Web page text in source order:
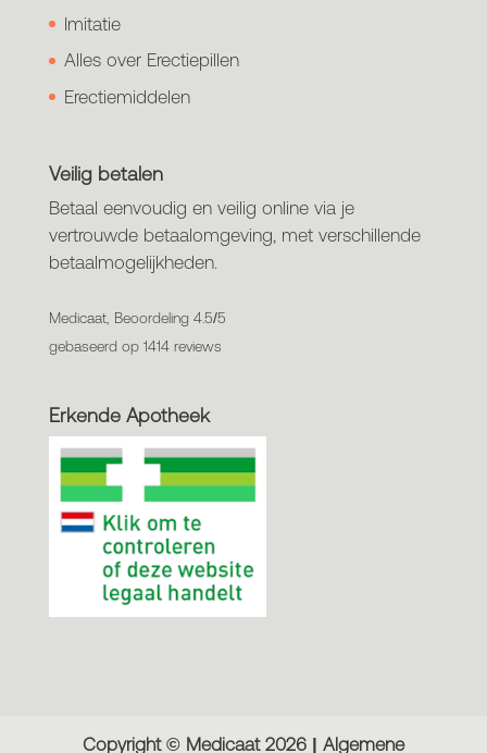
Imitatie
Alles over Erectiepillen
Erectiemiddelen
Veilig betalen
Betaal eenvoudig en veilig online via je
vertrouwde betaalomgeving, met verschillende
betaalmogelijkheden.
Medicaat, Beoordeling 4.5/5
gebaseerd op 1414 reviews
Erkende Apotheek
Copyright © Medicaat 2026| Algemene